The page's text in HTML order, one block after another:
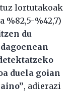
lortutakoak
%82,5-%42,7)
du
duela goian
, adierazi